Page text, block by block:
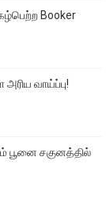
Booker
வாய்ப்பு!
பூனை சகுனத்தில்